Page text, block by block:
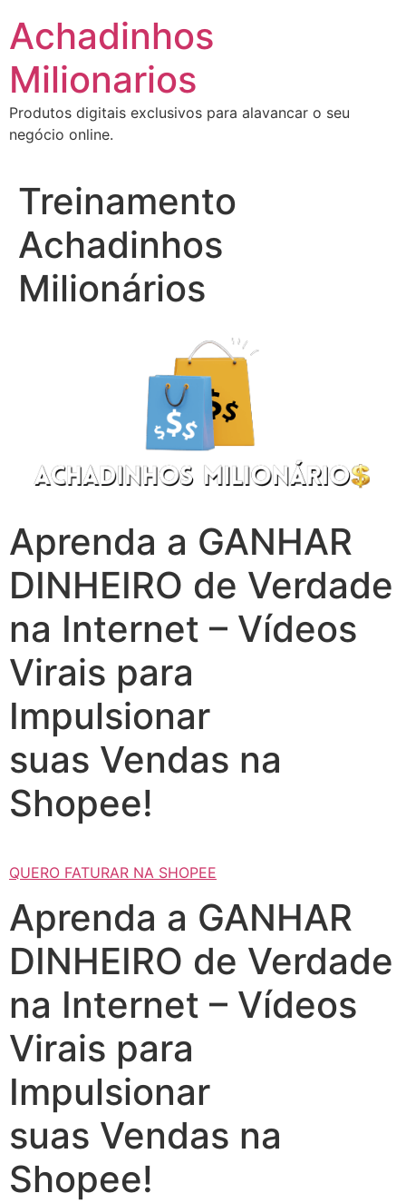
para
conteúdo
Achadinhos
Milionarios
Produtos digitais exclusivos para alavancar o seu
negócio online.
Treinamento
Achadinhos
Milionários
Aprenda a GANHAR
DINHEIRO de Verdade
na Internet – Vídeos
Virais para
Impulsionar
suas Vendas na
Shopee!
QUERO FATURAR NA SHOPEE
Aprenda a GANHAR
DINHEIRO de Verdade
na Internet – Vídeos
Virais para
Impulsionar
suas Vendas na
Shopee!